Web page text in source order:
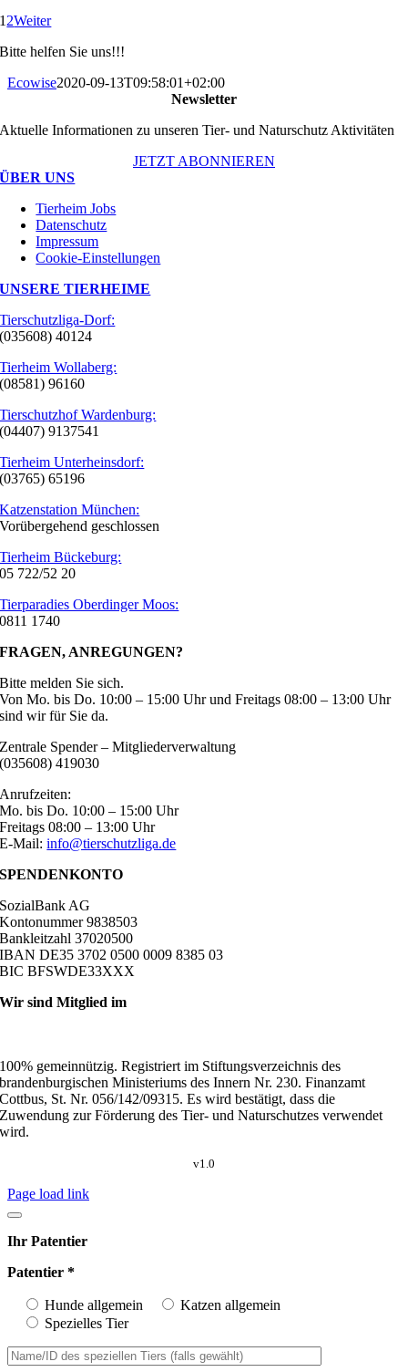
1 2Weiter
Bitte helfen Sie uns!!!
Ecowise2020-09-13T09:58:01+02:00
Newsletter
Aktuelle Informationen zu unseren Tier- und Naturschutz Aktivitäten
JETZT ABONNIEREN
ÜBER UNS
Tierheim Jobs
Datenschutz
Impressum
Cookie-Einstellungen
UNSERE TIERHEIME
Tierschutzliga-Dorf:
(035608) 40124
Tierheim Wollaberg:
(08581) 96160
Tierschutzhof Wardenburg:
(04407) 9137541
Tierheim Unterheinsdorf:
(03765) 65196
Katzenstation München:
Vorübergehend geschlossen
Tierheim Bückeburg:
05 722/52 20
Tierparadies Oberdinger Moos:
0811 1740
FRAGEN, ANREGUNGEN?
Bitte melden Sie sich.
Von Mo. bis Do. 10:00 – 15:00 Uhr und Freitags 08:00 – 13:00 Uhr
sind wir für Sie da.
Zentrale Spender – Mitgliederverwaltung
(035608) 419030
Anrufzeiten:
Mo. bis Do. 10:00 – 15:00 Uhr
Freitags 08:00 – 13:00 Uhr
E-Mail:info@tierschutzliga.de
SPENDENKONTO
SozialBank AG
Kontonummer 9838503
Bankleitzahl 37020500
IBAN DE35 3702 0500 0009 8385 03
BIC BFSWDE33XXX
Wir sind Mitglied im
100% gemeinnützig. Registriert im Stiftungsverzeichnis des
brandenburgischen Ministeriums des Innern Nr. 230. Finanzamt
Cottbus, St. Nr. 056/142/09315. Es wird bestätigt, dass die
Zuwendung zur Förderung des Tier- und Naturschutzes verwendet
wird.
v1.0
Page load link
Ihr Patentier
Patentier *
Hunde allgemein
Katzen allgemein
Spezielles Tier